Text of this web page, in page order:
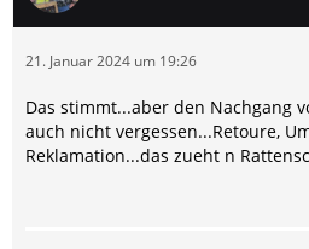
21. Januar 2024 um 19:26
Das stimmt...aber den Nachgang
auch nicht vergessen...Retoure,
Reklamation...das zueht n